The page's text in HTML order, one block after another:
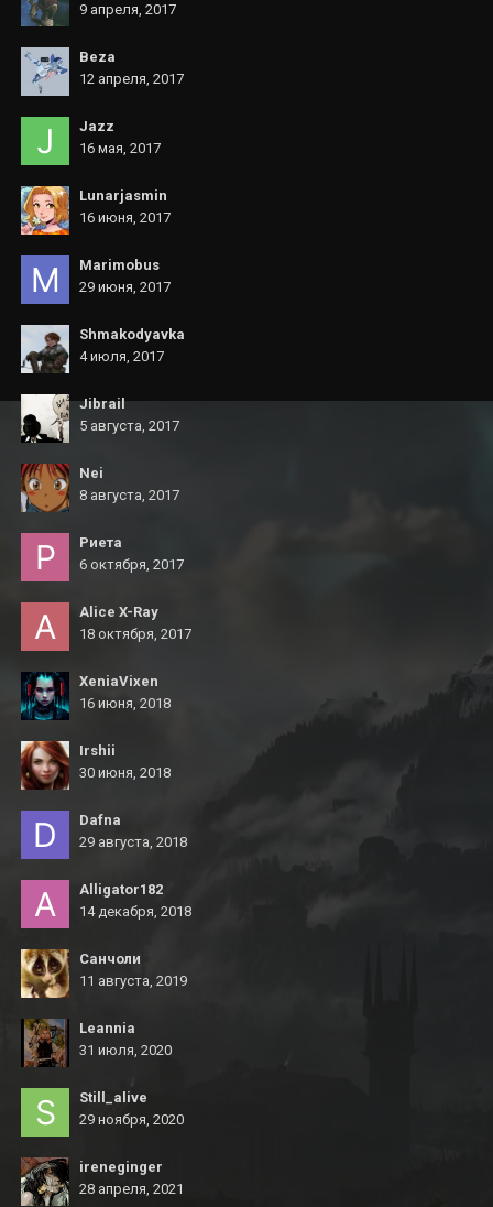
9 апреля, 2017
Beza
12 апреля, 2017
Jazz
16 мая, 2017
Lunarjasmin
16 июня, 2017
Marimobus
29 июня, 2017
Shmakodyavka
4 июля, 2017
Jibrail
5 августа, 2017
Nei
8 августа, 2017
Риета
6 октября, 2017
Alice X-Ray
18 октября, 2017
XeniaVixen
16 июня, 2018
Irshii
30 июня, 2018
Dafna
29 августа, 2018
Alligator182
14 декабря, 2018
Санчоли
11 августа, 2019
Leannia
31 июля, 2020
Still_alive
29 ноября, 2020
ireneginger
28 апреля, 2021